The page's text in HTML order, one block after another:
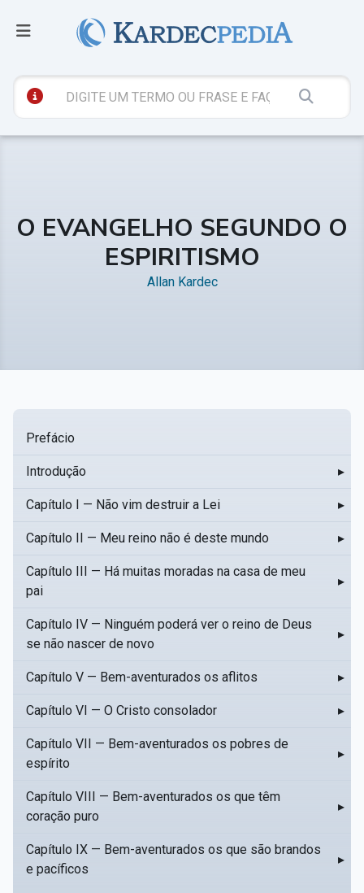
O EVANGELHO SEGUNDO O
ESPIRITISMO
Allan Kardec
Prefácio
Introdução ▸
Capítulo I — Não vim destruir a Lei ▸
Capítulo II — Meu reino não é deste mundo ▸
Capítulo III — Há muitas moradas na casa de meu
pai
▸
Capítulo IV — Ninguém poderá ver o reino de Deus
se não nascer de novo
▸
Capítulo V — Bem-aventurados os aflitos ▸
Capítulo VI — O Cristo consolador ▸
Capítulo VII — Bem-aventurados os pobres de
espírito
▸
Capítulo VIII — Bem-aventurados os que têm
coração puro
▸
Capítulo IX — Bem-aventurados os que são brandos
e pacíficos
▸